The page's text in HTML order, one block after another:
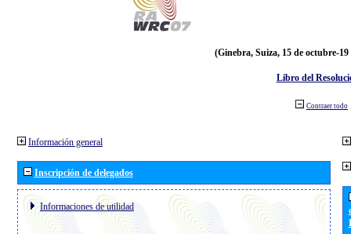
(Ginebra, Suiza, 15 de octubre-19
Libro del
Contraer todo
Información general
Inscripción de delegados
Informaciones de utilidad